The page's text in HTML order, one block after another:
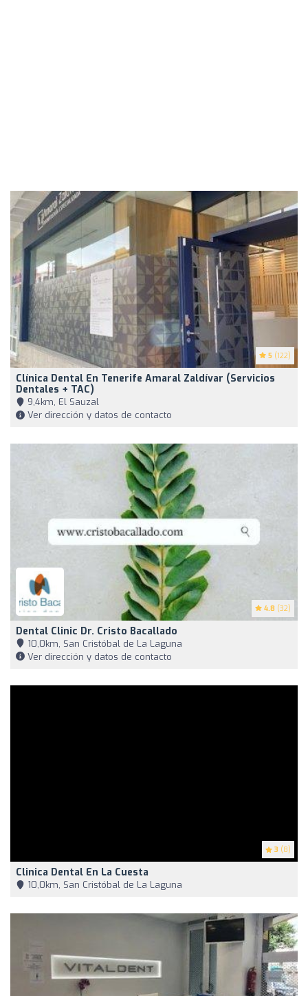
5 (122)
Clínica Dental En Tenerife Amaral Zaldívar (Servicios
Dentales + TAC)
9,4km, El Sauzal
Ver dirección y datos de contacto
4.8 (32)
Dental Clinic Dr. Cristo Bacallado
10,0km, San Cristóbal de La Laguna
Ver dirección y datos de contacto
3 (8)
Clinica Dental En La Cuesta
10,0km, San Cristóbal de La Laguna